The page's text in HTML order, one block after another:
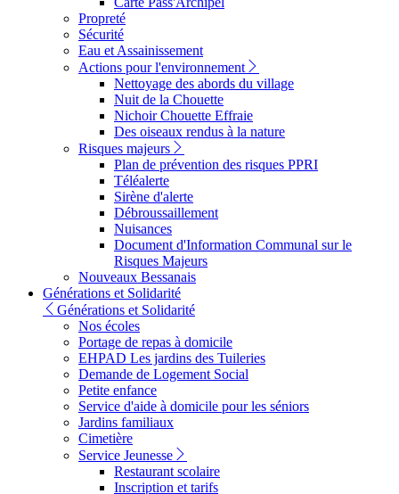
Propreté
Sécurité
Eau et Assainissement
Actions pour l'environnement
Nettoyage des abords du village
Nuit de la Chouette
Nichoir Chouette Effraie
Des oiseaux rendus à la nature
Risques majeurs
Plan de prévention des risques PPRI
Téléalerte
Sirène d'alerte
Débroussaillement
Nuisances
Document d'Information Communal sur le
Risques Majeurs
Nouveaux Bessanais
Générations et Solidarité
Générations et Solidarité
Nos écoles
Portage de repas à domicile
EHPAD Les jardins des Tuileries
Demande de Logement Social
Petite enfance
Service d'aide à domicile pour les séniors
Jardins familiaux
Cimetière
Service Jeunesse
Restaurant scolaire
Inscription et tarifs